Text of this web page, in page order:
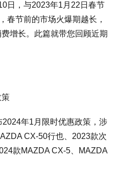
日，与2023年1月22日春节
春节前的市场火爆期越长，
增长。此篇就带您回顾近期
策
年1月限时优惠政策，涉
CX-50行也、2023款次
款MAZDA CX-5、MAZDA